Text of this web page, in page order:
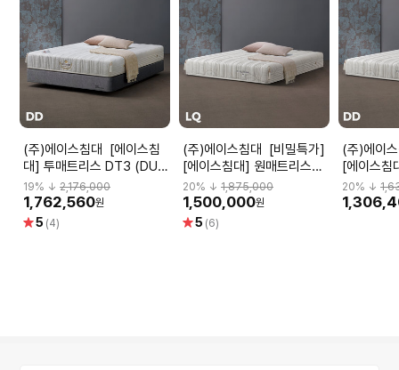
(주)에이스침대 [에이스침
대] 투매트리스 DT3 (DUO
TECH3)/DD(더블사이즈)
19% ↓ 2,176,000
1,762,560원
별5 (4)
(주)에이스침대 [비밀특가]
[에이스침대] 원매트리스
DT3 (DUO
TECH3)/LQ(퀸사이즈)
20% ↓1,875,000
1,500,000원
별5 (6)
(주)에이스침대
[에이스침
DT3
TECH3)/
20% ↓